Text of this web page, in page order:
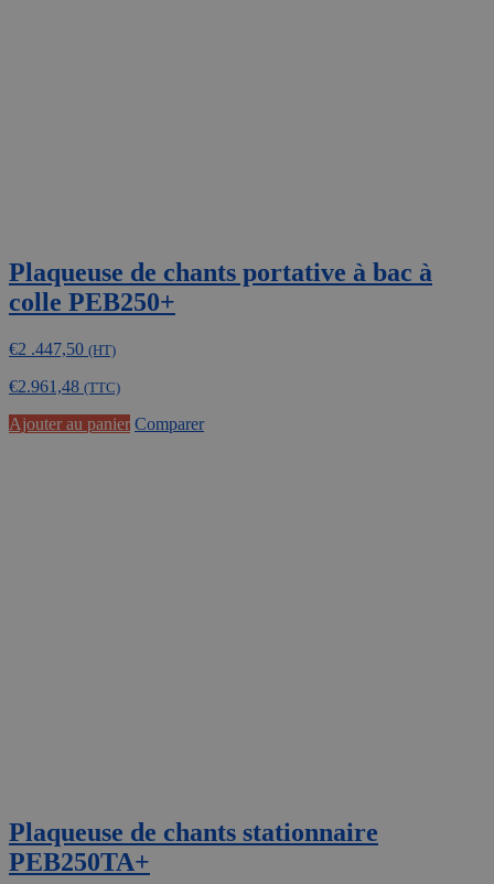
Plaqueuse de chants portative à bac à
colle PEB250+
€2 .447,50 (HT)
€2.961,48 (TTC)
Ajouter au panier Comparer
Plaqueuse de chants stationnaire
PEB250TA+